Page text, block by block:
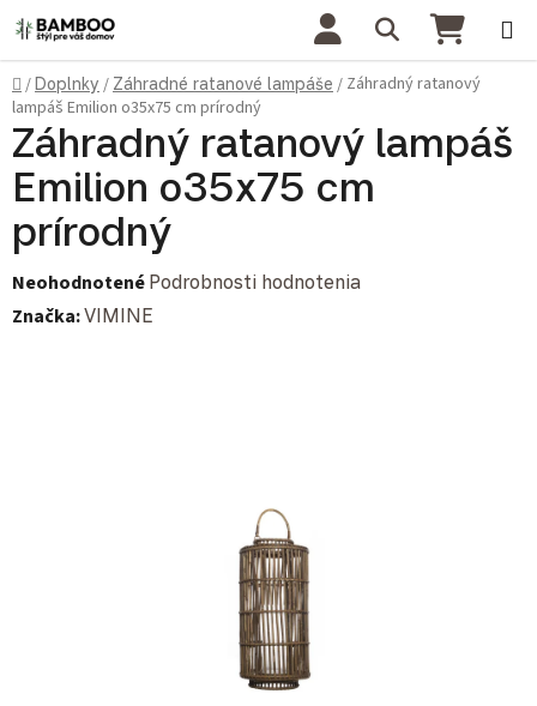
Prejsť na obsah Hľadať
Domov
/Doplnky / Záhradné ratanové lampáše / Záhradný ratanový
lampáš Emilion o35x75 cm prírodný
Záhradný ratanový lampáš
Emilion o35x75 cm
prírodný
Priemerné hodnotenie produktu je 0,0 z 5 hviezdičiek.
Neohodnotené Podrobnosti hodnotenia
Značka:VIMINE